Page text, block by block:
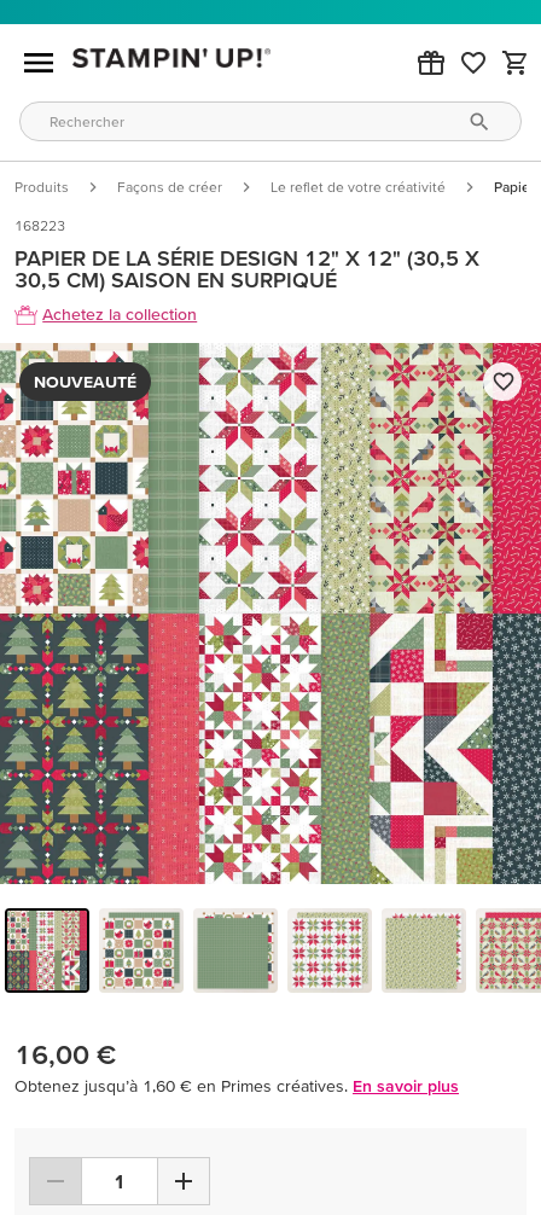
Produits Façons de créer Le reflet de votre créativité Papier
168223
PAPIER DE LA SÉRIE DESIGN 12" X 12" (30,5 X
30,5 CM) SAISON EN SURPIQUÉ
Achetez la collection
NOUVEAUTÉ
16,00 €
Obtenez jusqu’à 1,60 € en Primes créatives. En savoir plus